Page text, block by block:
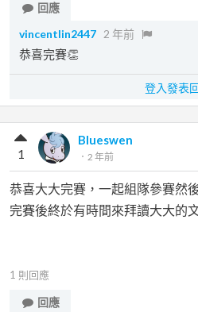
回應
vincentlin2447 2 年前
恭喜完賽👏
登入發表
Blueswen
． 2 年前
1
恭喜大大完賽，一起組隊參賽然
完賽後終於有時間來拜讀大大的
1 則回應
回應